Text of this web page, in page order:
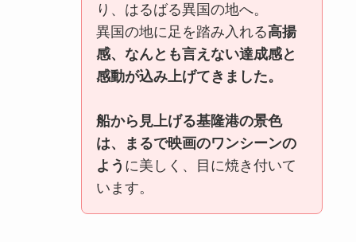
り、はるばる異国の地へ。
異国の地に足を踏み入れる高揚
感、なんとも言えない達成感と
感動が込み上げてきました。
船から見上げる基隆港の景色
は、まるで映画のワンシーンの
よう に美しく、目に焼き付いて
います。